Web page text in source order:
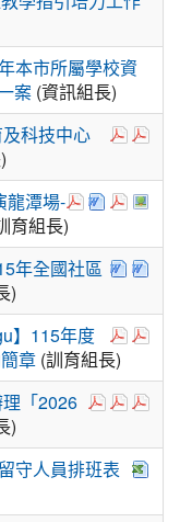
本市所屬學校資
案 (資訊組長)
於彈
科技中心
於彈跳視
下載：
於彈
龍潭場-
育組長)
下載
年全國社區
)
於彈
】115年度
章 (訓育組長)
於彈跳
於彈
「2026
)
守人員排班表